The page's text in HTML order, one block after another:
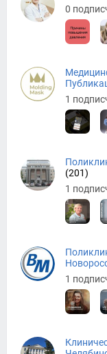
0
1
(201)
1
1